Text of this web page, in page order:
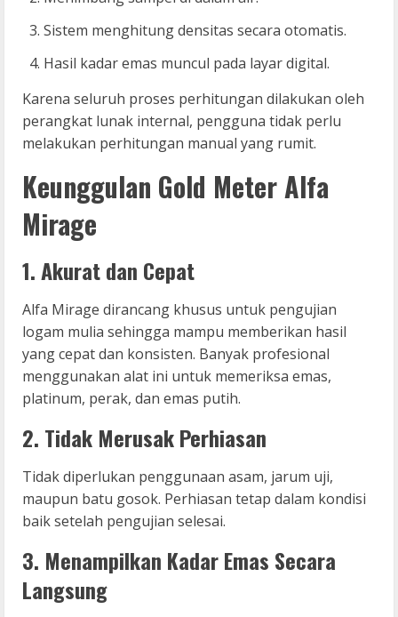
Sistem menghitung densitas secara otomatis.
Hasil kadar emas muncul pada layar digital.
Karena seluruh proses perhitungan dilakukan oleh
perangkat lunak internal, pengguna tidak perlu
melakukan perhitungan manual yang rumit.
Keunggulan Gold Meter Alfa
Mirage
1. Akurat dan Cepat
Alfa Mirage dirancang khusus untuk pengujian
logam mulia sehingga mampu memberikan hasil
yang cepat dan konsisten. Banyak profesional
menggunakan alat ini untuk memeriksa emas,
platinum, perak, dan emas putih.
2. Tidak Merusak Perhiasan
Tidak diperlukan penggunaan asam, jarum uji,
maupun batu gosok. Perhiasan tetap dalam kondisi
baik setelah pengujian selesai.
3. Menampilkan Kadar Emas Secara
Langsung